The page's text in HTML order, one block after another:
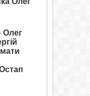
Олег